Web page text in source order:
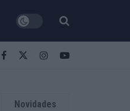
Novidades